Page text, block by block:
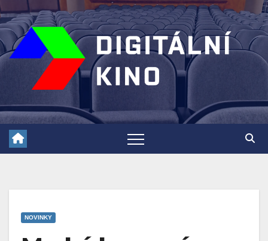
Skip
to
content
NOVINKY